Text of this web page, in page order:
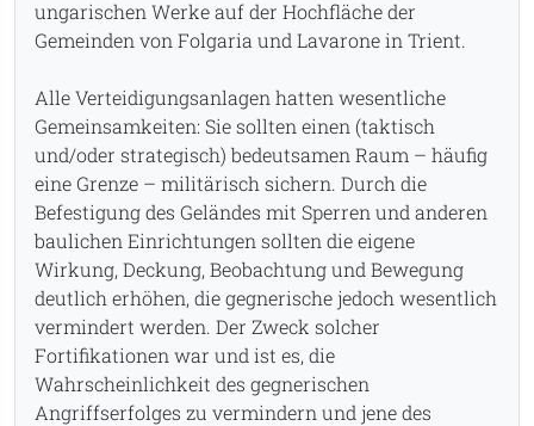
ungarischen Werke auf der Hochfläche der
Gemeinden von Folgaria und Lavarone in Trient.
Alle Verteidigungsanlagen hatten wesentliche
Gemeinsamkeiten: Sie sollten einen (taktisch
und/oder strategisch) bedeutsamen Raum – häufig
eine Grenze – militärisch sichern. Durch die
Befestigung des Geländes mit Sperren und anderen
baulichen Einrichtungen sollten die eigene
Wirkung, Deckung, Beobachtung und Bewegung
deutlich erhöhen, die gegnerische jedoch wesentlich
vermindert werden. Der Zweck solcher
Fortifikationen war und ist es, die
Wahrscheinlichkeit des gegnerischen
Angriffserfolges zu vermindern und jene des